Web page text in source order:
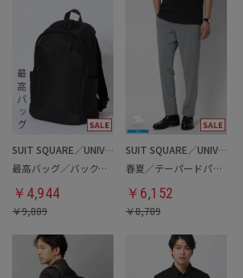
SUIT SQUARE／UNIVERSAL LANGUAGE
最高バッグ／バックパック
￥ 4,944
￥9,889
SUIT SQUARE／UNIVERSAL LANGUAGE
春夏／テーパードパンツ
￥ 6,152
￥8,789